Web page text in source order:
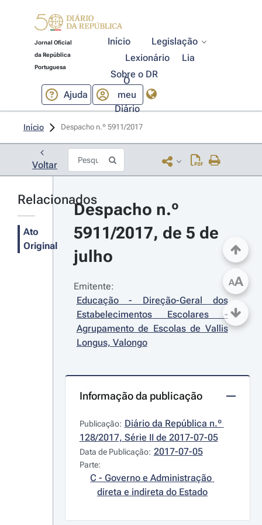
Jornal Oficial
da República
Portuguesa
Início
Legislação
Lexionário
Lia
Sobre o DR
Ajuda
O
meu
Diário
Início Despacho n.º 5911/2017
Voltar
Relacionados
Ato
Original
Despacho n.º
5911/2017, de 5 de
julho
Emitente:
Educação - Direção-Geral dos
Estabelecimentos Escolares -
Agrupamento de Escolas de Vallis
Longus, Valongo
Informação da publicação
Publicação: Diário da República n.º
128/2017, Série II de 2017-07-05
Data de Publicação: 2017-07-05
Parte:
C - Governo e Administração
direta e indireta do Estado
AA